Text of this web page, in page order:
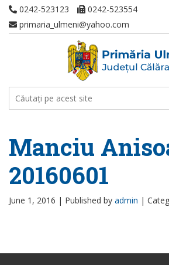
0242-523123
0242-523554
primaria_ulmeni@yahoo.com
Manciu
20160601
June 1, 2016 | Published by admin |